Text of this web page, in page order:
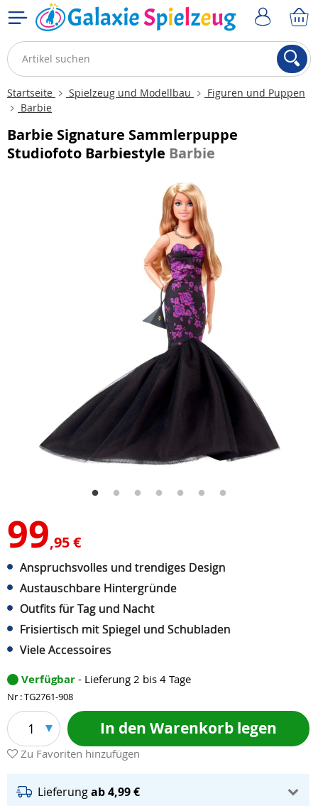
Startseite Spielzeug und Modellbau
Figuren und Puppen
Barbie
Barbie Signature Sammlerpuppe
Studiofoto Barbiestyle Barbie
99,95 €
Anspruchsvolles und trendiges Design
Austauschbare Hintergründe
Outfits für Tag und Nacht
Frisiertisch mit Spiegel und Schubladen
Viele Accessoires
Verfügbar - Lieferung 2 bis 4 Tage
Nr : TG2761-908
1 In den Warenkorb legen
Zu Favoriten hinzufügen
Lieferungab 4,99 €